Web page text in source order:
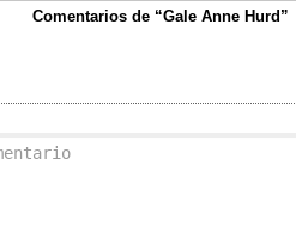
Comentarios de “Gale Anne Hurd”